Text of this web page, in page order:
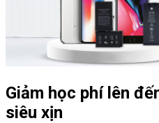
Giảm học phí lên
siêu xịn